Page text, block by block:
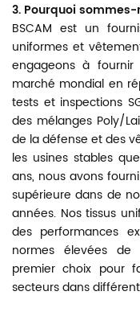
3. Pourquoi
BSCAM est un
uniformes et
engageons à
marché mondial en
tests et inspections
des mélanges Poly/
de la défense et des
les usines stables
ans, nous avons
supérieure dans de
années. Nos tissus
des performances
normes élevées
premier choix pour
secteurs dans